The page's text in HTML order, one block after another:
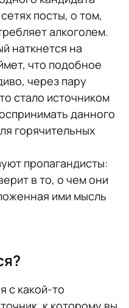
посты, о том,
алкоголем.
наткнется на
что подобное
через пару
стало источником
данного
горячительных
пропагандисты:
в то, о чем они
ими мысль
с какой-то